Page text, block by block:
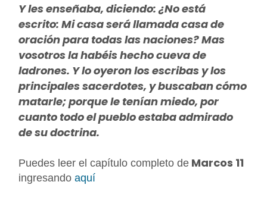
Y les enseñaba, diciendo: ¿No está
escrito: Mi casa será llamada casa de
oración para todas las naciones? Mas
vosotros la habéis hecho cueva de
ladrones. Y lo oyeron los escribas y los
principales sacerdotes, y buscaban cómo
matarle; porque le tenían miedo, por
cuanto todo el pueblo estaba admirado
de su doctrina.
Puedes leer el capítulo completo de Marcos 11
ingresandoaquí